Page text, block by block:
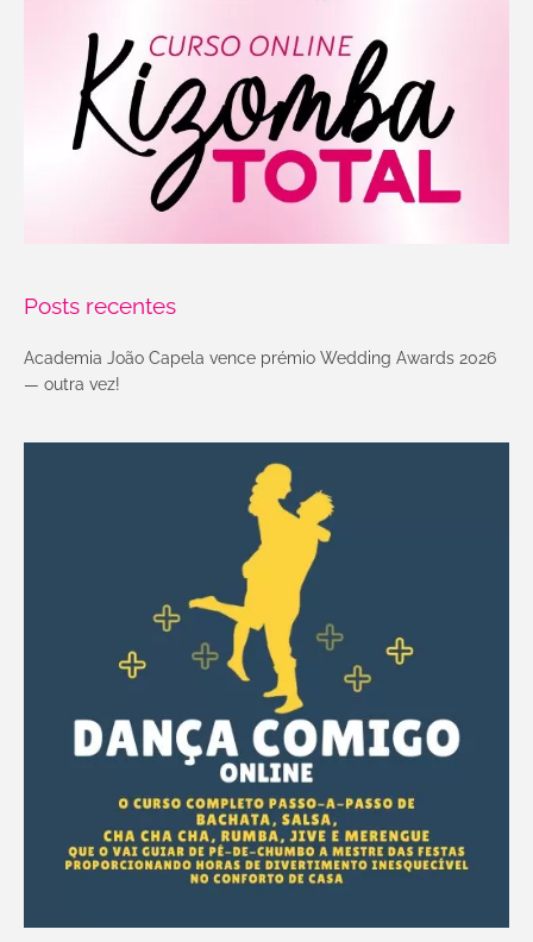
Posts recentes
Academia João Capela vence prémio Wedding Awards 2026
— outra vez!